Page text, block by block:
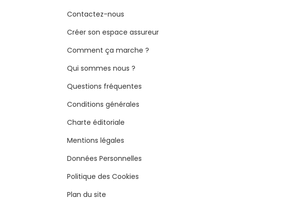
Contactez-nous
Créer son espace assureur
Comment ça marche ?
Qui sommes nous ?
Questions fréquentes
Conditions générales
Charte éditoriale
Mentions légales
Données Personnelles
Politique des Cookies
Plan du site